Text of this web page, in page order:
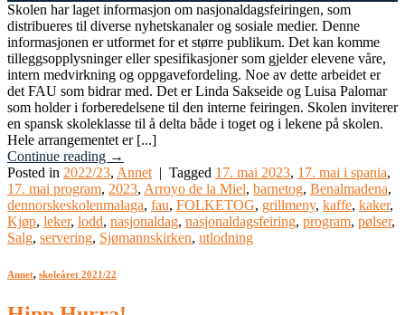
Skolen har laget informasjon om nasjonaldagsfeiringen, som
distribueres til diverse nyhetskanaler og sosiale medier. Denne
informasjonen er utformet for et større publikum. Det kan komme
tilleggsopplysninger eller spesifikasjoner som gjelder elevene våre,
intern medvirkning og oppgavefordeling. Noe av dette arbeidet er
det FAU som bidrar med. Det er Linda Sakseide og Luisa Palomar
som holder i forberedelsene til den interne feiringen. Skolen inviterer
en spansk skoleklasse til å delta både i toget og i lekene på skolen.
Hele arrangementet er [...]
Continue reading →
Posted in 2022/23, Annet | Tagged 17. mai 2023, 17. mai i spania,
17. mai program, 2023, Arroyo de la Miel, barnetog, Benalmadena,
dennorskeskolenmalaga, fau, FOLKETOG, grillmeny, kaffe, kaker,
Kjøp, leker, lodd, nasjonaldag, nasjonaldagsfeiring, program, pølser,
Salg, servering, Sjømannskirken, utlodning
Annet, skoleåret 2021/22